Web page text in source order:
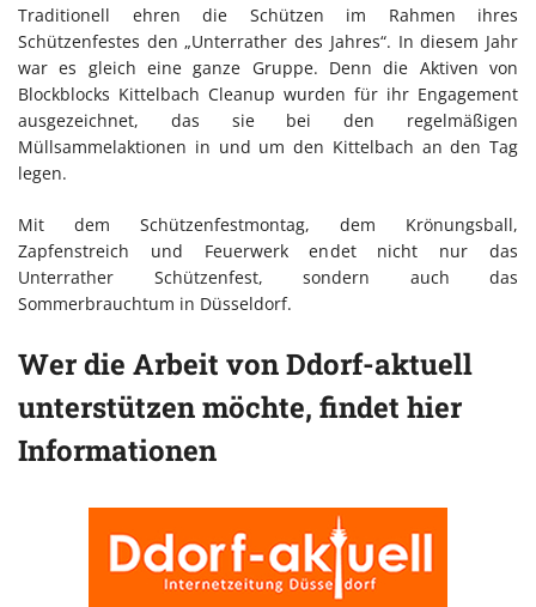
Traditionell ehren die Schützen im Rahmen ihres
Schützenfestes den „Unterrather des Jahres“. In diesem Jahr
war es gleich eine ganze Gruppe. Denn die Aktiven von
Blockblocks Kittelbach Cleanup wurden für ihr Engagement
ausgezeichnet, das sie bei den regelmäßigen
Müllsammelaktionen in und um den Kittelbach an den Tag
legen.
Mit dem Schützenfestmontag, dem Krönungsball,
Zapfenstreich und Feuerwerk endet nicht nur das
Unterrather Schützenfest, sondern auch das
Sommerbrauchtum in Düsseldorf.
Wer die Arbeit von Ddorf-aktuell
unterstützen möchte, findet hier
Informationen